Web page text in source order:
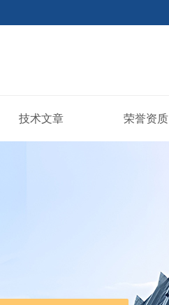
技术文章 荣誉资质